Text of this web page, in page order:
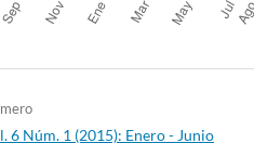
6 Núm. 1 (2015): Enero - Junio